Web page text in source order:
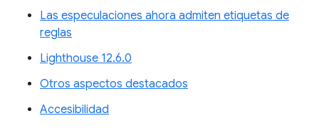
Las especulaciones ahora admiten etiquetas de
reglas
Lighthouse 12.6.0
Otros aspectos destacados
Accesibilidad